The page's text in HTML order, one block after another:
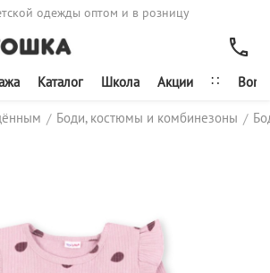
одежды оптом и в розницу
Каталог Школа Акции ∷
/ Боди, костюмы и комбинезоны /